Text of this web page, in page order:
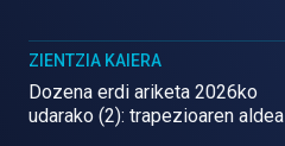
ZIENTZIA KAIERA
Dozena erdi ariketa 2026ko
udarako (2): trapezioaren aldea